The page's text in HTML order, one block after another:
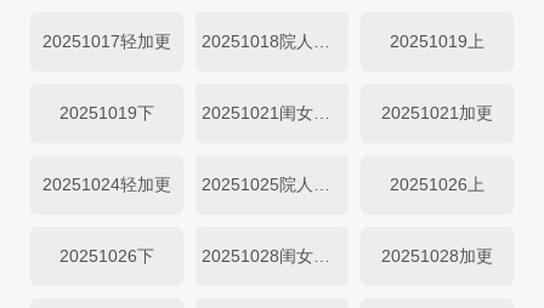
20251017轻加更 20251019上
20251019下 20251021闺女超有料 20251021加更
20251024轻加更 20251026上
20251026下 20251028闺女超有料 20251028加更